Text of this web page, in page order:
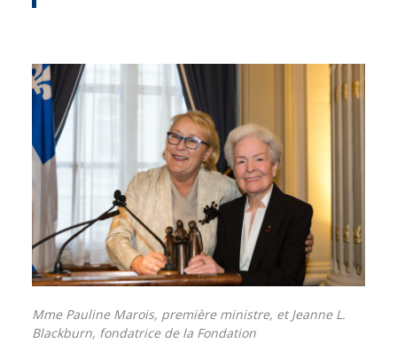
Mme Pauline Marois, première ministre, et Jeanne L.
Blackburn, fondatrice de la Fondation